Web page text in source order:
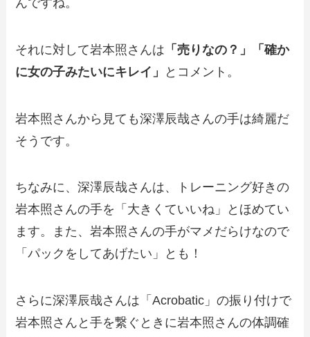
それに対して岩本照さんは 「売りなの？」
「確か
に女の子みたいにキレイ」
とコメント。
岩本照さんから見ても深澤辰哉さんの手は綺麗だ
そうです。
ちなみに、深澤辰哉さんは、トレーニング好きの
岩本照さんの手を「大きくていいね」とほめてい
ます。また、岩本照さんの手がマメだらけなので
「パックをしてあげたい」とも！
さらに深澤辰哉さんは「Acrobatic」の振り付けで
岩本照さんと手を繋ぐときに岩本照さんの体調確